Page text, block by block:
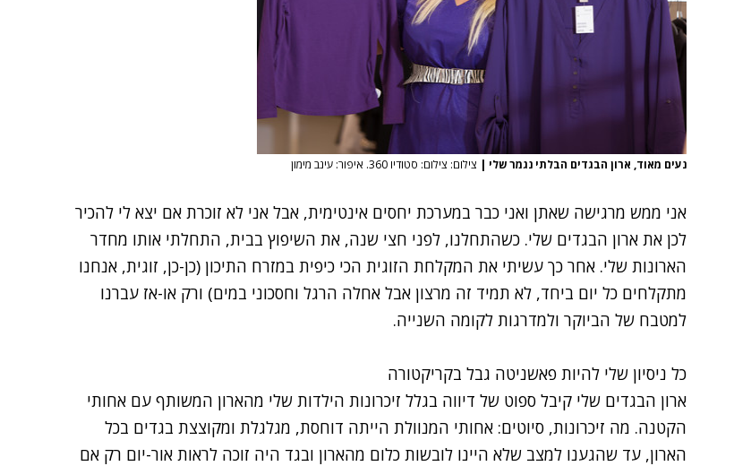
נעים מאוד, ארון הבגדים הבלתי נגמר שלי | צילום: צילום: סטודיו 360. איפור: עינב מימון
אני ממש מרגישה שאתן ואני כבר במערכת יחסים אינטימית, אבל אני לא זוכרת אם יצא לי להכיר
לכן את ארון הבגדים שלי. כשהתחלנו, לפני חצי שנה, את השיפוץ בבית, התחלתי אותו מחדר
הארונות שלי. אחר כך עשיתי את המקלחת הזוגית הכי כיפית במזרח התיכון (כן-כן, זוגית, אנחנו
מתקלחים כל יום ביחד, לא תמיד זה מרצון אבל אחלה הרגל וחסכוני במים) ורק או-אז עברנו
למטבח של הביוקר ולמדרגות לקומה השנייה.
כל ניסיון שלי להיות פאשניטה גבל בקריקטורה
ארון הבגדים שלי קיבל ספוט של דיווה בגלל זיכרונות הילדות שלי מהארון המשותף עם אחותי
הקטנה. מה זיכרונות, סיוטים: אחותי המנוולת הייתה דוחסת, מגלגלת ומקוצצת בגדים בכל
הארון, עד שהגענו למצב שלא היינו לובשות כלום מהארון ובגד היה זוכה לראות אור-יום רק אם